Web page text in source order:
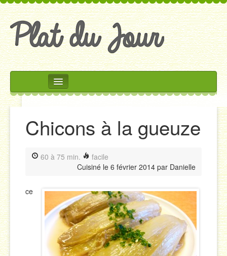
Rechercher
Accueil
Accompagnements
Divers
Salades
Sauces
Chicons à la gueuze
60 à 75 min.
facile
Cuisiné le 6 février 2014 par Danielle
ce